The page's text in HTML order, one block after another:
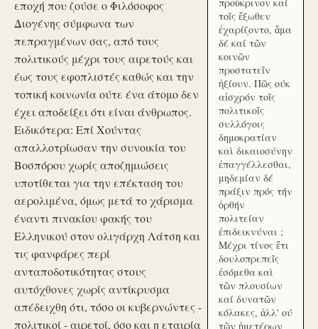
εποχή που ζούσε ο Φιλόσοφος
Διογένης σύμφωνα των
πεπραγμένων σας, από τους
πολιτικούς μέχρι τους αιρετούς και
έως τους εφοπλιστές καθώς και την
τοπική κοινωνία ούτε ένα άτομο δεν
έχει αποδείξει ότι είναι άνθρωπος.
Ειδικότερα: Επί Χούντας
απαλλοτρίωσαν την συνοικία του
Βοσπόρου χωρίς αποζημιώσεις
υποτίθεται για την επέκταση του
αερολιμένα, όμως μετά το χάρισμα
έναντι πινακίου φακής του
Ελληνικού στον ολιγάρχη Λάτση και
τις φανφάρες περί
ανταποδοτικότητας στους
αυτόχθονες χωρίς αντίκρυσμα
απέδειχθη ότι, τόσο οι κυβερνώντες -
πολιτικοί - αιρετοί, όσο και η εταιρία
τοῖς ἔξωθεν
ἐχαρίζοντο, ἅμα
δέ καί τῶν
κοινῶν
προστατεῖν
ἠξίουν. Πῶς ούκ
αἰσχρόν τοῖς
πολιτικοῖς
συλλόγοις
δημοκρατίαν
καὶ δικαιοσύνην
ἐπαγγέλλεσθαι,
μηδεμίαν δέ
πράξιν πρός τήν
ὀρθήν
πολιτείαν
ἐπιδεικνύναι ;
Μέχρι τίνος ἔτι
δουλοπρεπεῖς
ἐσόμεθα καὶ
τῶν πλουσίων
καί δυνατῶν
κόλακες, ἀλλ' ού
τῶν ἡμετέρων